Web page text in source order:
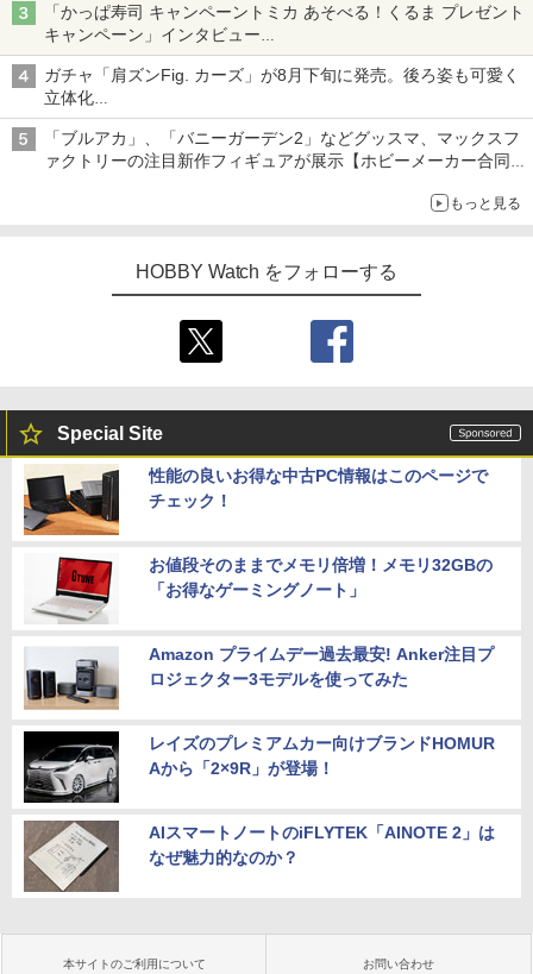
「かっぱ寿司 キャンペーントミカ あそべる！くるま プレゼント
キャンペーン」インタビュー
子どもが楽しめるかっぱ寿司ならではの体験とコラボの楽しさを
追求
ガチャ「肩ズンFig. カーズ」が8月下旬に発売。後ろ姿も可愛く
立体化
ライトニング・マックィーンやメーターなど4種がラインナップ
「ブルアカ」、「バニーガーデン2」などグッスマ、マックスフ
ァクトリーの注目新作フィギュアが展示【ホビーメーカー合同展
もっと見る
HOBBY Watch をフォローする
Special Site
性能の良いお得な中古PC情報はこのページで
チェック！
お値段そのままでメモリ倍増！メモリ32GBの
「お得なゲーミングノート」
Amazon プライムデー過去最安! Anker注目プ
ロジェクター3モデルを使ってみた
レイズのプレミアムカー向けブランドHOMUR
Aから「2×9R」が登場！
AIスマートノートのiFLYTEK「AINOTE 2」は
なぜ魅力的なのか？
本サイトのご利用について お問い合わせ